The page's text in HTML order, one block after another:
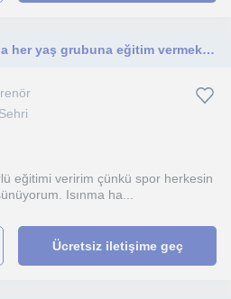
Antrenör olarak karamanda her yaş grubuna eğitim vermekteyim.
eğitimi veririm çünkü spor herkesin
Isınma ha...
Ücretsiz iletişime geç